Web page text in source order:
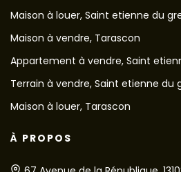
Maison à louer, Saint etienne du
Maison à vendre, Tarascon
Appartement à vendre, Saint
Terrain à vendre, Saint etienne du
Maison à louer, Tarascon
À PROPOS